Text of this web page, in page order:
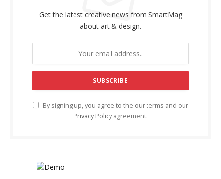
Get the latest creative news from SmartMag
about art & design.
By signing up, you agree to the our terms and our
Privacy Policy agreement.